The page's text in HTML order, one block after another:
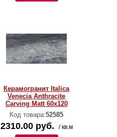
Керамогранит Italica
Venecia Anthracite
Carving Matt 60x120
Код товара:52585
2310.00 руб. / кв.м